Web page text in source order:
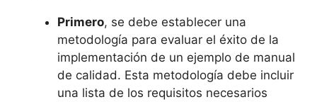
Primero, se debe establecer una
metodología para evaluar el éxito de la
implementación de un ejemplo de manual
de calidad. Esta metodología debe incluir
una lista de los requisitos necesarios